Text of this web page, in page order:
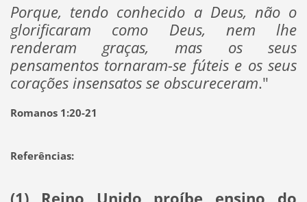
Porque, tendo conhecido a Deus, não o
glorificaram como Deus, nem lhe
renderam graças, mas os seus
pensamentos tornaram-se fúteis e os seus
corações insensatos se obscureceram."
Romanos 1:20-21
Referências: